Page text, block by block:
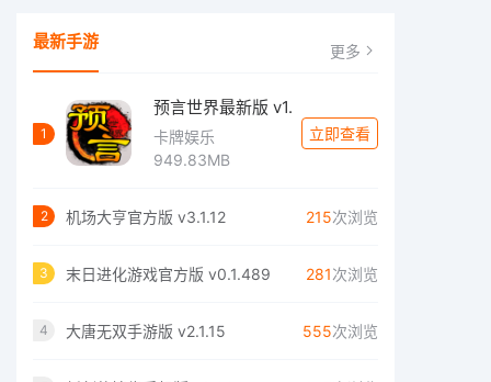
最新手游 更多
1
预言世界最新版 v1.
卡牌娱乐
949.83MB
立即查看
2 机场大亨官方版 v3.1.12 215次浏览
3 末日进化游戏官方版 v0.1.489 281次浏览
4 大唐无双手游版 v2.1.15 555次浏览